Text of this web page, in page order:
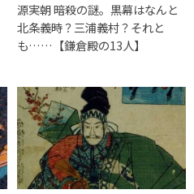
源実朝 暗殺の謎。黒幕はなんと
北条義時？三浦義村？それと
も……【鎌倉殿の13人】